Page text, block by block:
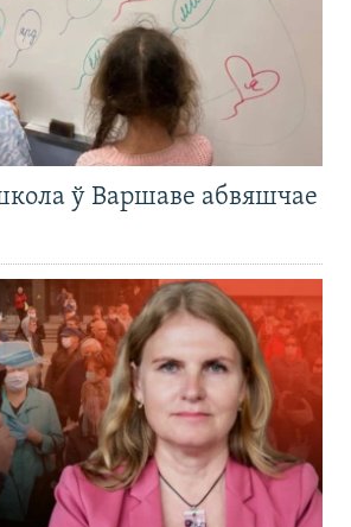
ў Варшаве абвяшчае